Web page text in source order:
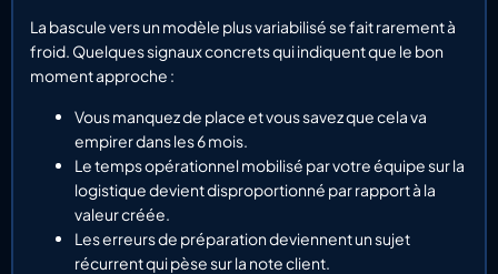
La bascule vers un modèle plus variabilisé se fait rarement à
froid. Quelques signaux concrets qui indiquent que le bon
moment approche :
Vous manquez de place et vous savez que cela va
empirer dans les 6 mois.
Le temps opérationnel mobilisé par votre équipe sur la
logistique devient disproportionné par rapport à la
valeur créée.
Les erreurs de préparation deviennent un sujet
récurrent qui pèse sur la note client.